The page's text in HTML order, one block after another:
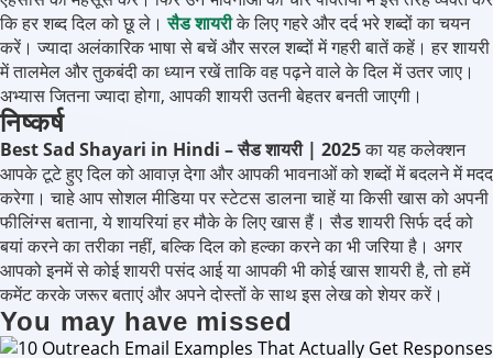
कि हर शब्द दिल को छू ले।सैड शायरीके लिए गहरे और दर्द भरे शब्दों का चयन
करें। ज्यादा अलंकारिक भाषा से बचें और सरल शब्दों में गहरी बातें कहें। हर शायरी
में तालमेल और तुकबंदी का ध्यान रखें ताकि वह पढ़ने वाले के दिल में उतर जाए।
अभ्यास जितना ज्यादा होगा, आपकी शायरी उतनी बेहतर बनती जाएगी।
निष्कर्ष
Best Sad Shayari in Hindi – सैड शायरी | 2025का यह कलेक्शन
आपके टूटे हुए दिल को आवाज़ देगा और आपकी भावनाओं को शब्दों में बदलने में मदद
करेगा। चाहे आप सोशल मीडिया पर स्टेटस डालना चाहें या किसी खास को अपनी
फीलिंग्स बताना, ये शायरियां हर मौके के लिए खास हैं। सैड शायरी सिर्फ दर्द को
बयां करने का तरीका नहीं, बल्कि दिल को हल्का करने का भी जरिया है। अगर
आपको इनमें से कोई शायरी पसंद आई या आपकी भी कोई खास शायरी है, तो हमें
कमेंट करके जरूर बताएं और अपने दोस्तों के साथ इस लेख को शेयर करें।
You may have missed